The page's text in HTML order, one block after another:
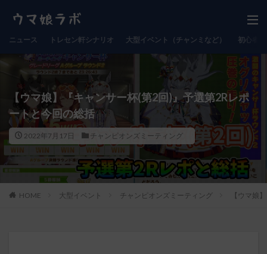
ニュース トレセン軒シナリオ 大型イベント（チャンミなど） 初心者
【ウマ娘】『キャンサー杯(第2回)』予選第2Rレポ
ートと今回の総括
2022年7月17日 チャンピオンズミーティング
HOME 大型イベント チャンピオンズミーティング 【ウマ娘